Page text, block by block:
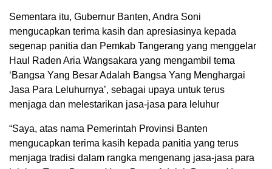
Sementara itu, Gubernur Banten, Andra Soni
mengucapkan terima kasih dan apresiasinya kepada
segenap panitia dan Pemkab Tangerang yang menggelar
Haul Raden Aria Wangsakara yang mengambil tema
‘Bangsa Yang Besar Adalah Bangsa Yang Menghargai
Jasa Para Leluhurnya’, sebagai upaya untuk terus
menjaga dan melestarikan jasa-jasa para leluhur
“Saya, atas nama Pemerintah Provinsi Banten
mengucapkan terima kasih kepada panitia yang terus
menjaga tradisi dalam rangka mengenang jasa-jasa para